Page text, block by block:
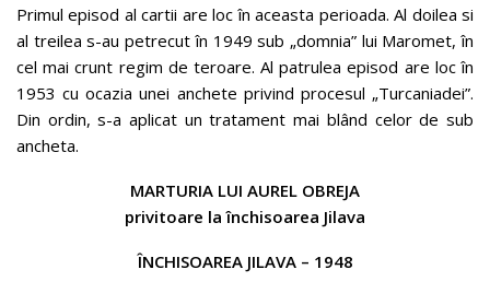
Primul episod al cartii are loc în aceasta perioada. Al doilea si
al treilea s-au petrecut în 1949 sub „domnia” lui Maromet, în
cel mai crunt regim de teroare. Al patrulea episod are loc în
1953 cu ocazia unei anchete privind procesul „Turcaniadei”.
Din ordin, s-a aplicat un tratament mai blând celor de sub
ancheta.
MARTURIA LUI AUREL OBREJA
privitoare la închisoarea Jilava
ÎNCHISOAREA JILAVA – 1948